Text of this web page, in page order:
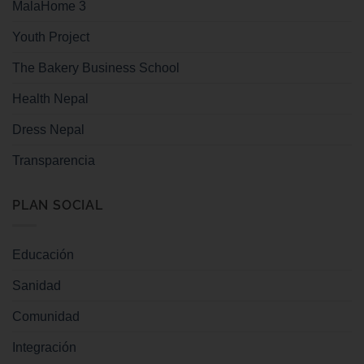
MalaHome 3
Youth Project
The Bakery Business School
Health Nepal
Dress Nepal
Transparencia
PLAN SOCIAL
Educación
Sanidad
Comunidad
Integración